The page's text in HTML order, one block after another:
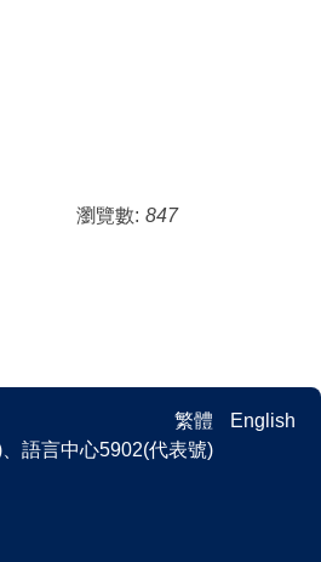
瀏覽數: 847
繁體 English
語言中心5902(代表號)